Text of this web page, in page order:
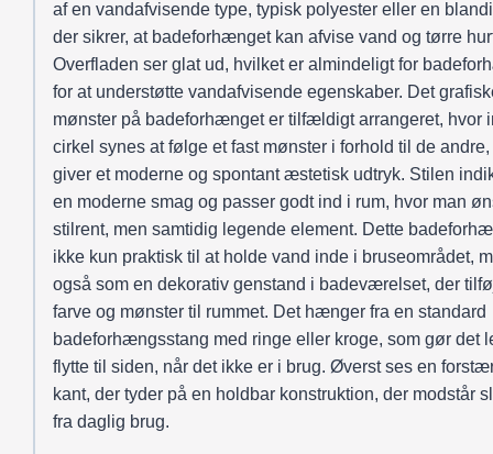
af en vandafvisende type, typisk polyester eller en
der sikrer, at badeforhænget kan afvise vand og tørre
Overfladen ser glat ud, hvilket er almindeligt for
for at understøtte vandafvisende egenskaber. Det
mønster på badeforhænget er tilfældigt arrangeret, hvor
cirkel synes at følge et fast mønster i forhold til de
giver et moderne og spontant æstetisk udtryk. Stilen
en moderne smag og passer godt ind i rum, hvor man
stilrent, men samtidig legende element. Dette
ikke kun praktisk til at holde vand inde i bruseområdet,
også som en dekorativ genstand i badeværelset, der
farve og mønster til rummet. Det hænger fra en standard
badeforhængsstang med ringe eller kroge, som gør det
flytte til siden, når det ikke er i brug. Øverst ses en
kant, der tyder på en holdbar konstruktion, der modstår
fra daglig brug.